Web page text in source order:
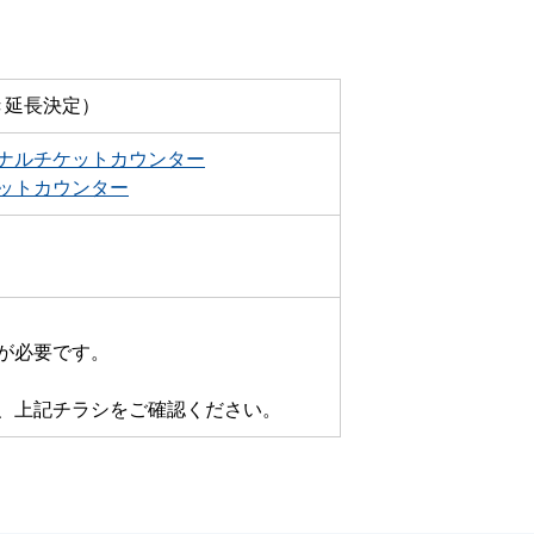
長決定）
ルチケットカウンター
トカウンター
要です。
記チラシをご確認ください。